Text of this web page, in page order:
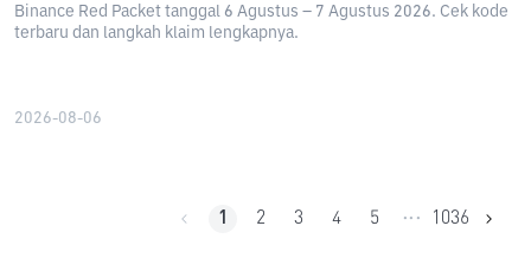
Binance Red Packet tanggal 6 Agustus – 7 Agustus 2026. Cek kode
terbaru dan langkah klaim lengkapnya.
2026-08-06
1 2 3 4 5 ••• 1036